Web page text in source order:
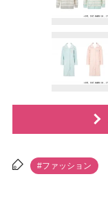
#ファッション